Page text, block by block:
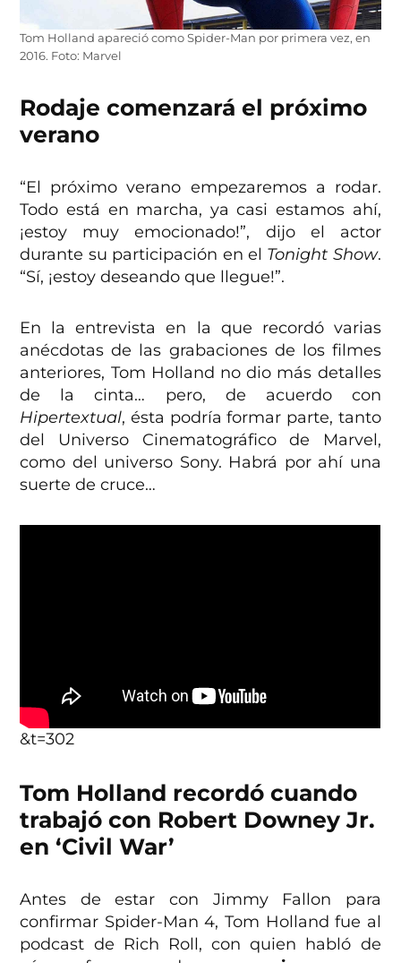
Tom Holland apareció como Spider-Man por primera vez, en
2016. Foto: Marvel
Rodaje comenzará el próximo
verano
“El próximo verano empezaremos a rodar.
Todo está en marcha, ya casi estamos ahí,
¡estoy muy emocionado!”, dijo el actor
durante su participación en el Tonight Show.
“Sí, ¡estoy deseando que llegue!”.
En la entrevista en la que recordó varias
anécdotas de las grabaciones de los filmes
anteriores, Tom Holland no dio más detalles
de la cinta… pero, de acuerdo con
Hipertextual, ésta podría formar parte, tanto
del Universo Cinematográfico de Marvel,
como del universo Sony. Habrá por ahí una
suerte de cruce…
&t=302
Tom Holland recordó cuando
trabajó con Robert Downey Jr.
en ‘Civil War’
Antes de estar con Jimmy Fallon para
confirmar Spider-Man 4, Tom Holland fue al
podcast de Rich Roll, con quien habló de